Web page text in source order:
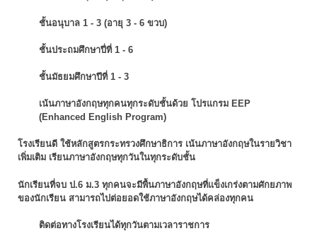
ชั้นอนุบาล 1 - 3 (อายุ 3 - 6 ขวบ)
ชั้นประถมศึกษาปี่ที่ 1 - 6
ชั้นมัธยมศึกษาปีที่ 1 - 3
เน้นภาษาอังกฤษทุกคนทุกระดับชั้นด้วย โปรแกรม EEP
(Enhanced English Program)
โรงเรียนดี ใช้หลักสูตรกระทรวงศึกษาธิการ เน้นภาษาอังกฤษในรายวิชา
เพิ่มเติม เรียนภาษาอังกฤษทุกวันในทุกระดับชั้น
นักเรียนที่จบ ป.6 ม.3 ทุกคนจะมีพื้นภาษาอังกฤษที่แข็งเกร่งตามศักยภาพ
ของนักเรียน สามารถไปต่อยอดใช้ภาษาอังกฤษได้คล่องทุกคน
ติดต่อทางโรงเรียนได้ทุกวันตามเวลาราชการ